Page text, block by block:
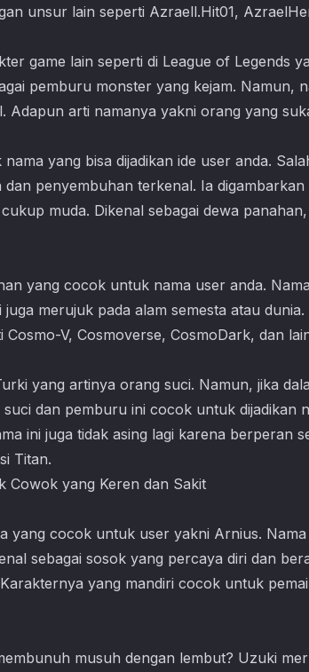
unsur lain seperti Azraell.Hit01,
game lain seperti di League of Legends
pemburu monster yang kejam. Namun,
Adapun arti namanya yakni orang yang
yang bisa dijadikan ide user anda.
penyembuhan terkenal. Ia
muda. Dikenal sebagai dewa
yang cocok untuk nama user anda.
merujuk pada alam semesta atau
V, Cosmoverse, CosmoDark, dan
yang artinya orang suci. Namun, jika
dan pemburu ini cocok untuk dijadikan
ini juga tidak asing lagi karena berperan
Titan.
yang cocok untuk user yakni Arnius.
sebagai sosok yang percaya diri dan
yang mandiri cocok untuk
musuh dengan lembut? Uzuki